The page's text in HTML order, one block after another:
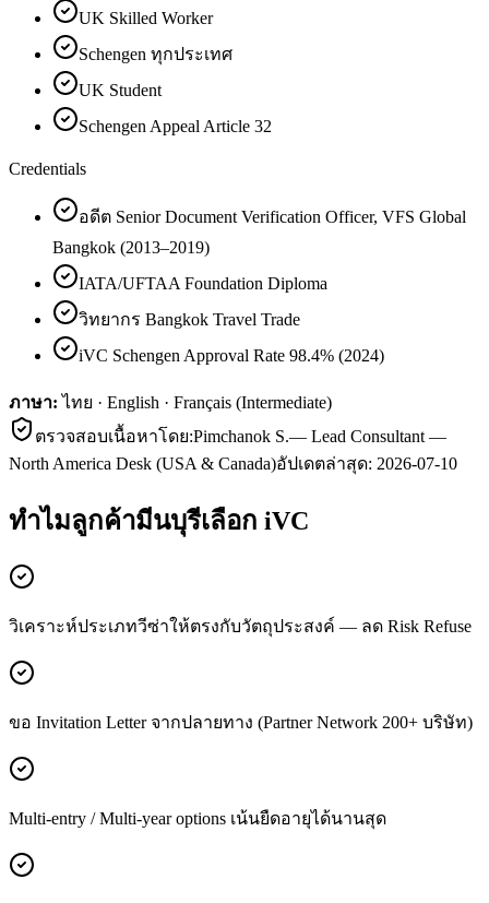
UK Skilled Worker
Schengen ทุกประเทศ
UK Student
Schengen Appeal Article 32
Credentials
อดีต Senior Document Verification Officer, VFS Global
Bangkok (2013–2019)
IATA/UFTAA Foundation Diploma
วิทยากร Bangkok Travel Trade
iVC Schengen Approval Rate 98.4% (2024)
ภาษา: ไทย · English · Français (Intermediate)
ตรวจสอบเนื้อหาโดย:Pimchanok S.— Lead Consultant —
North America Desk (USA & Canada)อัปเดตล่าสุด: 2026-07-10
ทำไมลูกค้ามีนบุรีเลือก iVC
วิเคราะห์ประเภทวีซ่าให้ตรงกับวัตถุประสงค์ — ลด Risk Refuse
ขอ Invitation Letter จากปลายทาง (Partner Network 200+ บริษัท)
Multi-entry / Multi-year options เน้นยืดอายุได้นานสุด